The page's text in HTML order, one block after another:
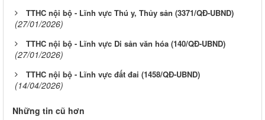
TTHC nội bộ - Lĩnh vực Thú y, Thủy sản (3371/QĐ-UBND)
(27/01/2026)
TTHC nội bộ - Lĩnh vực Di sản văn hóa (140/QĐ-UBND)
(27/01/2026)
TTHC nội bộ - Lĩnh vực đất đai (1458/QĐ-UBND)
(14/04/2026)
Những tin cũ hơn